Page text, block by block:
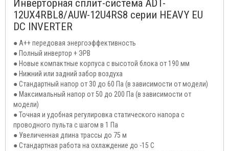
Инверторная сплит-система ADT-
12UX4RBL8/AUW-12U4RS8 серии HEAVY EU
DC INVERTER
● A++ передовая энергоэффективность
● Полный инвертор + ЭРВ
● Новые компактные корпуса с высотой блока от 190 мм
● Нижний или задний забор воздуха
● Стандартный напор от 30 до 60 Па (в зависимости от модели)
● Максимальный напор от 50 до 200 Па (в зависимости от
модели)
● Точная и удобная регулировка статического напора с
проводного пульта с шагом в 1 Па
● Увеличенная длина трассы до 75 м
● Стандартная работа на охлаждение до -15 С